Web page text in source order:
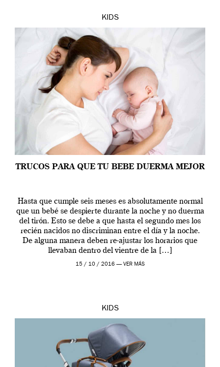
KIDS
TRUCOS PARA QUE TU BEBE DUERMA MEJOR
Hasta que cumple seis meses es absolutamente normal
que un bebé se despierte durante la noche y no duerma
del tirón. Esto se debe a que hasta el segundo mes los
recién nacidos no discriminan entre el día y la noche.
De alguna manera deben re-ajustar los horarios que
llevaban dentro del vientre de la […]
15 / 10 / 2016 — VER MÁS
KIDS